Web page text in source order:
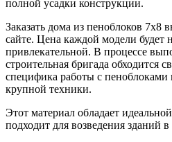
полной усадки конструкции.
Заказать дома из пеноблоков
сайте. Цена каждой модели будет
привлекательной. В процессе
строительная бригада обходится
специфика работы с пеноблоками
крупной техники.
Этот материал обладает
подходит для возведения зданий